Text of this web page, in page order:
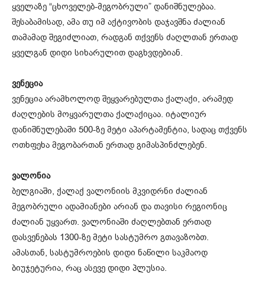
ყველაზე “ცხოველებ-მეგობრული” დანიშნულებაა.
შესაბამისად, ამა თუ იმ აქტივობის დაჯავშნა ძალიან
თამამად შეგიძლიათ, რადგან თქვენს ძაღლთან ერთად
ყველგან დიდი სიხარულით დაგხვდებიან.
ვენეცია
ვენეცია არამხოლოდ შეყვარებულთა ქალაქი, არამედ
ძაღლების მოყვარულთა ქალაქიცაა. იტალიურ
დანიშნულებაში 500-ზე მეტი აპარტამენტია, სადაც თქვენს
ოთხფეხა მეგობართან ერთად გიმასპინძლებენ.
ვალონია
ბელგიაში, ქალაქ ვალონიის მკვიდრნი ძალიან
მეგობრული ადამიანები არიან და თავისი რეგიონიც
ძალიან უყვართ. ვალონიაში ძაღლებთან ერთად
დასვენებას 1300-ზე მეტი სასტუმრო გთავაზობთ.
ამასთან, სასტუმროების დიდი ნაწილი საკმაოდ
ბიუჯეტურია, რაც ასევე დიდი პლუსია.